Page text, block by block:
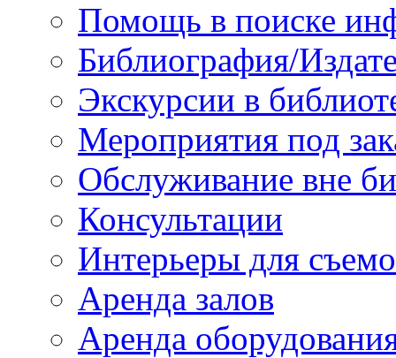
Помощь в поиске
Библиография/
Экскурсии в
Мероприятия под
Обслуживание вне
Консультации
Интерьеры для
Аренда залов
Аренда